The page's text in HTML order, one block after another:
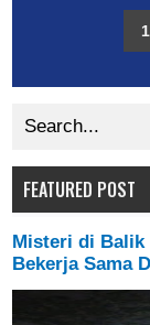
1
FEATURED POST
Misteri di Balik
Bekerja Sama